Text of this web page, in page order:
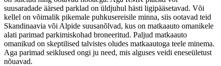
suusaradade äärsed parklad on üldjuhul hästi ligipääsetavad. Või
kellel on võimalik pikemale puhkusereisile minna, siis ootavad teid
Skandinaavia või Alpide suusanõlvad, kus on matkaauto omanikele
alati parimad parkimiskohad broneeritud. Paljud matkaauto
omanikud on skeptilised talvistes oludes matkaautoga teele minema.
Aga parimad seiklused ongi ju need, mis alguses veidi eneseületust
nõuavad.